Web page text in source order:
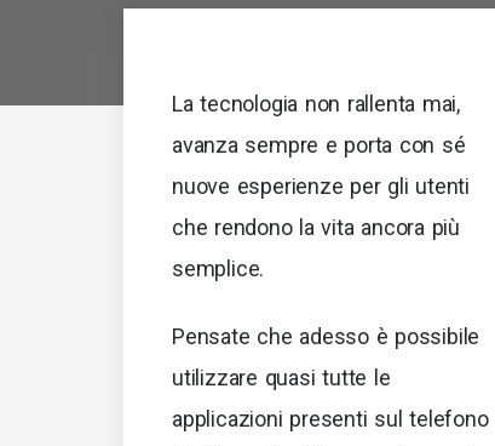
La tecnologia non rallenta mai,
avanza sempre e porta con sé
nuove esperienze per gli utenti
che rendono la vita ancora più
semplice.
Pensate che adesso è possibile
utilizzare quasi tutte le
applicazioni presenti sul telefono